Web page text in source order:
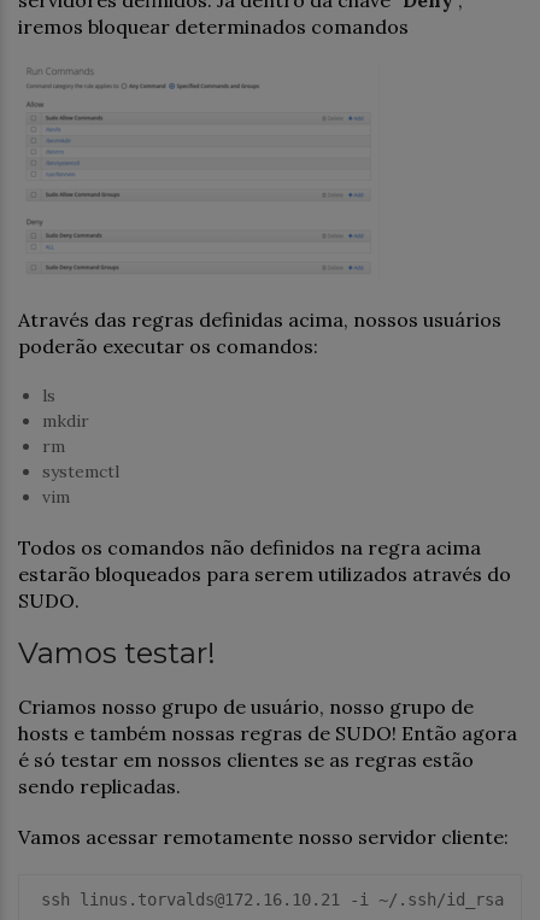
iremos bloquear determinados comandos
Através das regras definidas acima, nossos usuários
poderão executar os comandos:
ls
mkdir
rm
systemctl
vim
Todos os comandos não definidos na regra acima
estarão bloqueados para serem utilizados através do
SUDO.
Vamos testar!
Criamos nosso grupo de usuário, nosso grupo de
hosts e também nossas regras de SUDO! Então agora
é só testar em nossos clientes se as regras estão
sendo replicadas.
Vamos acessar remotamente nosso servidor cliente:
ssh linus.torvalds@172.16.10.21 -i ~/.ssh/id_rsa